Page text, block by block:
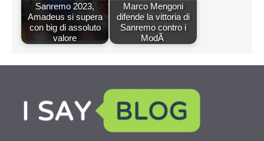
Sanremo 2023,
Amadeus si supera
con big di assoluto
valore
Marco Mengoni
difende la vittoria di
Sanremo contro i
ModÃ